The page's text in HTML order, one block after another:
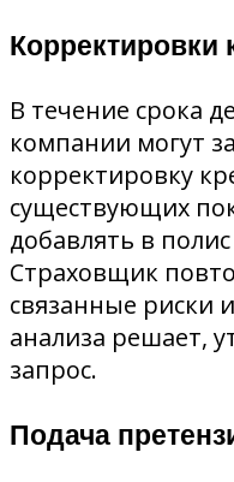
В течение срока
компании могут
корректировку
существующих
добавлять в
Страховщик
связанные риски
анализа решает,
запрос.
Подача